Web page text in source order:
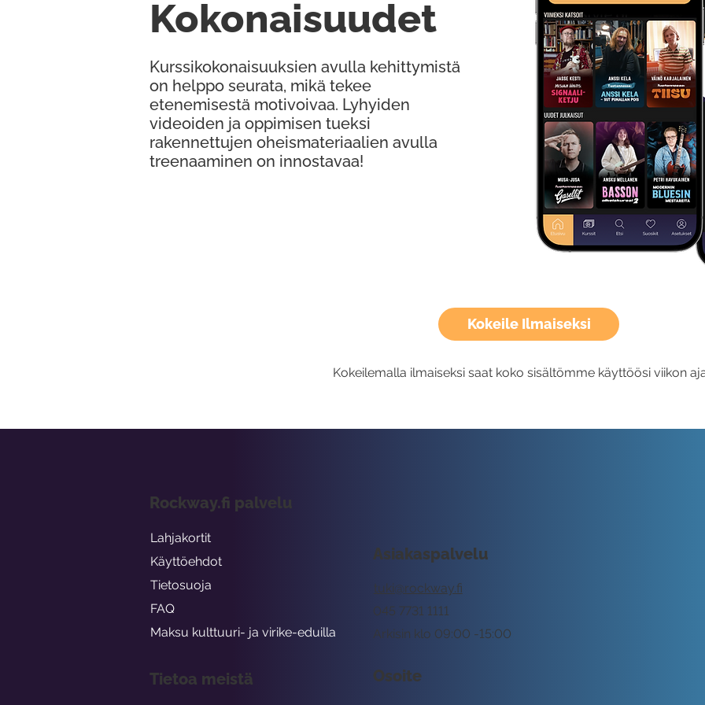
Kokeile Ilmaiseksi
Kokeilemalla ilmaiseksi saat koko sisältömme käyttöösi viikon
Kurssikokonaisuuksien avulla kehittymistä
on helppo seurata, mikä tekee
etenemisestä motivoivaa. Lyhyiden
videoiden ja oppimisen tueksi
rakennettujen oheismateriaalien avulla
treenaaminen on innostavaa!
Kokonaisuudet
Asiakaspalvelu
tuki@rockway.fi
Arkisin klo 09:00 -15:00
045 7731 1111
Osoite
Rockway.fi palvelu
Lahjakortit
Käyttöehdot
Tietosuoja
FAQ
Maksu kulttuuri- ja virike-eduilla
Tietoa meistä